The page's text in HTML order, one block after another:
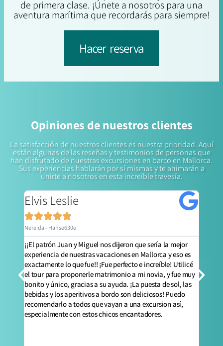
de primera clase. ¡Únete a nosotros para una
aventura marítima que recordarás para siempre!
Hacer reserva
Opiniones de nuestros clientes
La satisfacción de nuestros clientes es nuestra prioridad. Aquí
están algunas de las reseñas y testimonios de personas que
han disfrutado de nuestras excursiones en barco en Mallorca.
Sus experiencias hablarán por sí mismas y te animarán a
unirte a nosotros en esta increíble travesía.
Elvis Leslie

Nereida - Hanse630e
¡¡El patrón Juan y Miguel nos dijeron que sería la mejor
experiencia de nuestras vacaciones en Mallorca y eso es
exactamente lo que fue!! ¡Fue perfecto e increíble! Utilicé
el tour para proponerle matrimonio a mi novia, y fue muy
bonito y único, gracias a su ayuda. ¡La puesta de sol, las
bebidas y los aperitivos a bordo son deliciosos! Puedo
recomendarlo a todos que vayan a una excursion así,
especialmente con estos chicos encantadores.